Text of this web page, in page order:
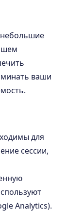
ваши
для
сессии,
Analytics).